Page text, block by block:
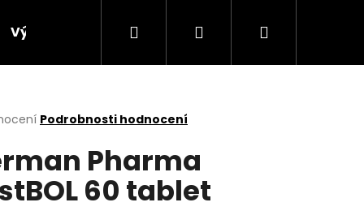
Výprodej Bonusový program
Hledat PřihlášeníNákupní
Podrobnosti hodnocení
Pharma
60 tablet